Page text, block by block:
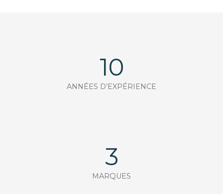
10
ANNÉES D’EXPÉRIENCE
3
MARQUES